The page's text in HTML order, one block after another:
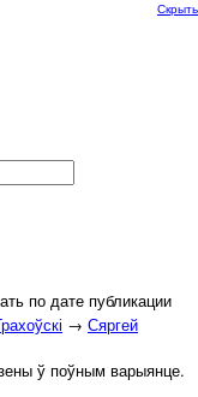
по дате публикации
Скрыть
→ Сяргей
ў поўным варыянце.